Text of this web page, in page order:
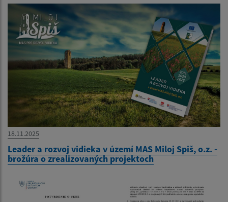
18.11.2025
Leader a rozvoj vidieka v území MAS Miloj Spiš, o.z. -
brožúra o zrealizovaných projektoch